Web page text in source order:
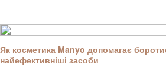
Як косметика Manyo допомагає
найефективніші засоби